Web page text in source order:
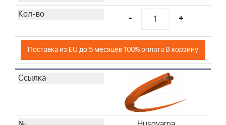
- +
Поставка из EU до 5 месяцев 100% оплата В корзину